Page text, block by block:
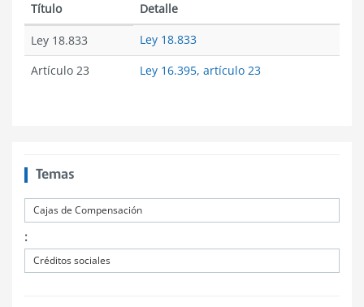
Título Detalle
Ley 18.833
Ley 18.833
Artículo 23
Ley 16.395, artículo 23
Temas
Cajas de Compensación
:
Créditos sociales